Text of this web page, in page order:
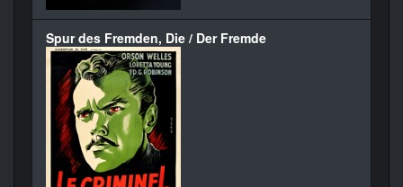
Spur des Fremden, Die / Der Fremde